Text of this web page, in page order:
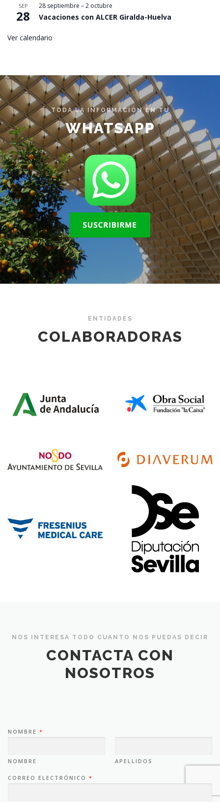
SEP
28
28 septiembre –2 octubre
Vacaciones con ALCER Giralda-Huelva
Ver calendario
TODA LA INFORMACIÓN EN TU
WHATSAPP
ENTIDADES
COLABORADORAS
NOS INTERESA TODO CUANTO NOS PUEDAS DECIR
CONTACTA CON
NOSOTROS
NOMBRE *
NOMBRE APELLIDOS
CORREO ELECTRÓNICO *